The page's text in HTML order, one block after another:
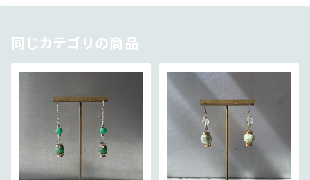
同じカテゴリの商品